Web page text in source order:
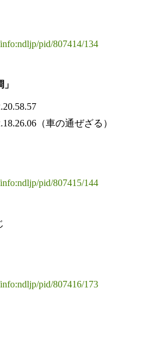
pid/807414/134
（車の通ぜざる）
pid/807415/144
pid/807416/173